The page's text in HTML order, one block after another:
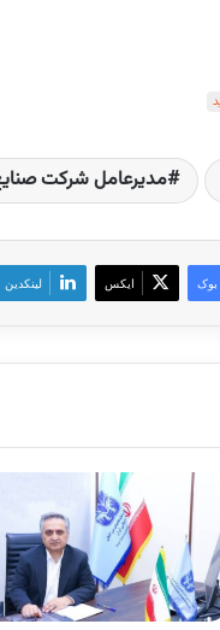
مدیرعامل شرکت
ایکس لینکدین